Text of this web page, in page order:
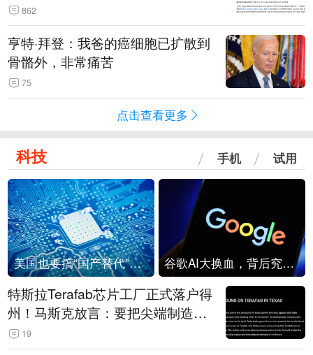
862
亨特·拜登：我爸的癌细胞已扩散到
骨骼外，非常痛苦
75
点击查看更多
科技 手机 试用
美国也要搞“国产替代”？先算清三笔账 谷歌AI大换血，背后究竟发生了什么？
特斯拉Terafab芯片工厂正式落户得
州！马斯克放言：要把尖端制造带
回美国
19